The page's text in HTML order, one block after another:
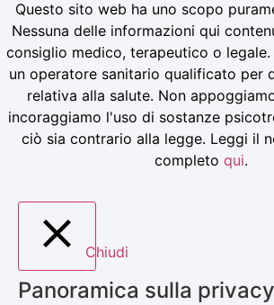
Questo sito web ha uno scopo
Nessuna delle informazioni qui
consiglio medico, terapeutico o
un operatore sanitario qualificato per
relativa alla salute. Non
incoraggiamo l'uso di sostanze
ciò sia contrario alla legge. Leggi il
completo qui.
Chiudi
Panoramica sulla privacy